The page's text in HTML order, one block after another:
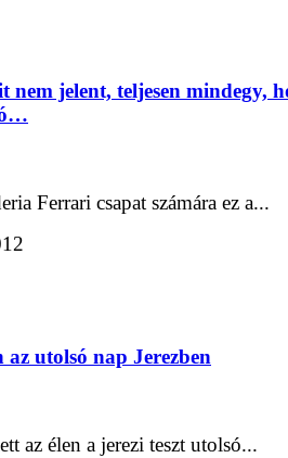
nem jelent, teljesen mindegy,
Ferrari csapat számára ez a...
az utolsó nap Jerezben
az élen a jerezi teszt utolsó...